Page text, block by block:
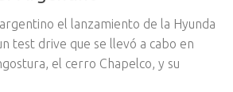
el lanzamiento de la Hyunda
test drive que se llevó a cabo en
el cerro Chapelco, y su